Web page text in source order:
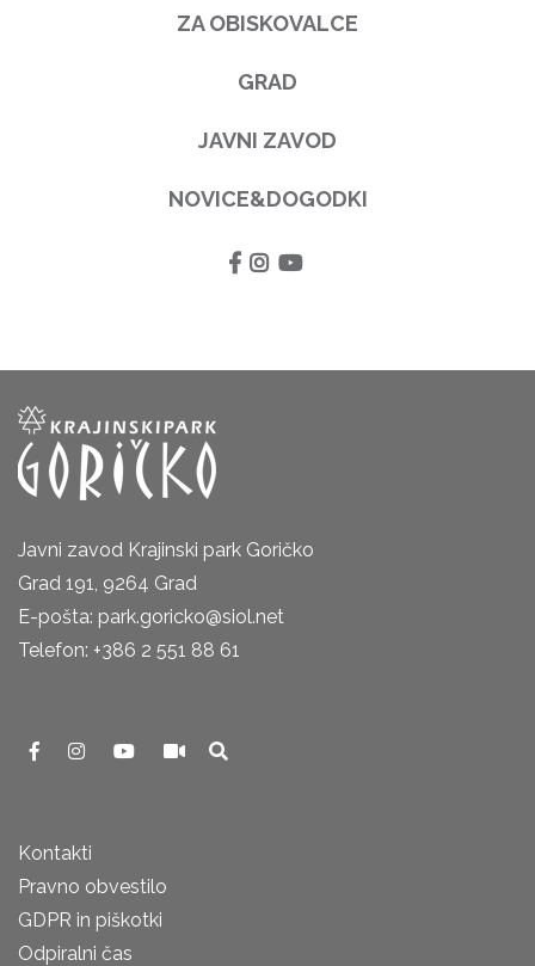
ZA OBISKOVALCE
GRAD
JAVNI ZAVOD
NOVICE&DOGODKI
Javni zavod Krajinski park Goričko
Grad 191, 9264 Grad
E-pošta: park.goricko@siol.net
Telefon: +386 2 551 88 61
Kontakti
Pravno obvestilo
GDPR in piškotki
Odpiralni čas